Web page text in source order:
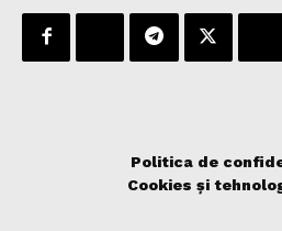
Politica de
Cookies și